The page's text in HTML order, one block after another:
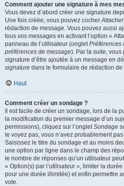
Comment ajouter une signature à mes
Vous devez d’abord créer une signature
Une fois créée, vous pouvez cocher
rédaction de message. Vous pouvez aussi
tous vos messages en activant l’option «
panneau de l’utilisateur (ongletPréférences
préférences de message). Par la suite,
signature d’être ajoutée à un message en
signature dans le formulaire de rédaction de
Haut
Comment créer un sondage ?
Il est facile de créer un sondage, lors de la
la modification du premier message d’un
permissions), cliquez sur l’ongletSondage
le voyez pas, vous n’avez probablement
Saisissez le titre du sondage et au moins
une option par ligne dans le champ des
le nombre de réponses qu’un utilisateur
« Option(s) par l’utilisateur », limiter la
pour une durée illimitée) et enfin permettre
vote.